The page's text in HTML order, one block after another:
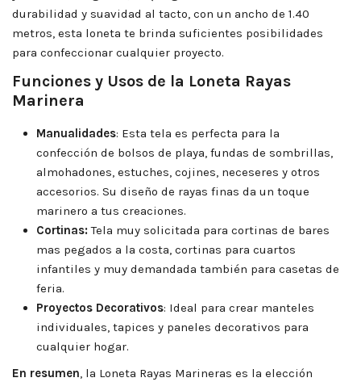
durabilidad y suavidad al tacto, con un ancho de 1.40
metros, esta loneta te brinda suficientes posibilidades
para confeccionar cualquier proyecto.
Funciones y Usos de la Loneta Rayas
Marinera
Manualidades: Esta tela es perfecta para la
confección de bolsos de playa, fundas de sombrillas,
almohadones, estuches, cojines, neceseres y otros
accesorios. Su diseño de rayas finas da un toque
marinero a tus creaciones.
Cortinas:Tela muy solicitada para cortinas de bares
mas pegados a la costa, cortinas para cuartos
infantiles y muy demandada también para casetas de
feria.
Proyectos Decorativos: Ideal para crear manteles
individuales, tapices y paneles decorativos para
cualquier hogar.
En resumen, la Loneta Rayas Marineras es la elección